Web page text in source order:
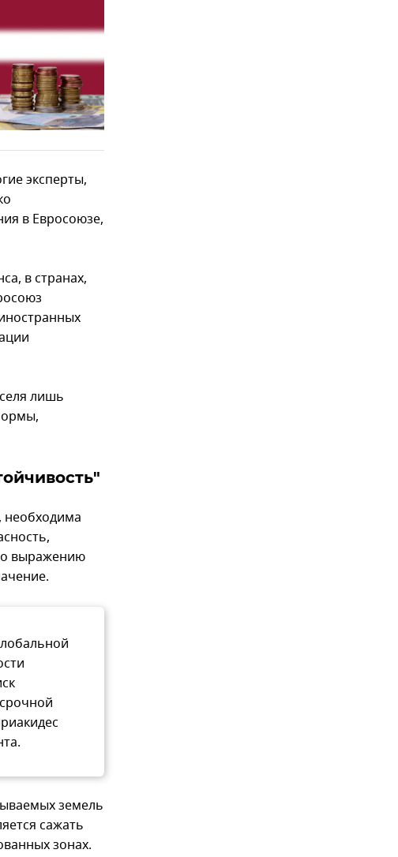
эксперты,
в Евросоюзе,
в странах,
лишь
необходима
выражению
земель
сажать
зонах.